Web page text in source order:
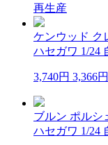
再生産
ケンウッド ク
ハセガワ 1/24
3,740円 3,366円
ブルン ポルシ
ハセガワ 1/24